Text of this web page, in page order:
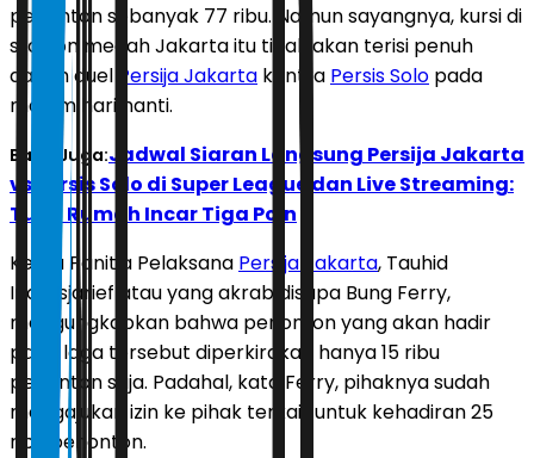
penonton sebanyak 77 ribu. Namun sayangnya, kursi di
stadion megah Jakarta itu tidak akan terisi penuh
dalam duel Persija Jakarta kontra Persis Solo pada
malam hari nanti.
Baca Juga:Jadwal Siaran Langsung Persija Jakarta
vs Persis Solo di Super League dan Live Streaming:
Tuan Rumah Incar Tiga Poin
Ketua Panitia Pelaksana Persija Jakarta, Tauhid
Indrasjarief atau yang akrab disapa Bung Ferry,
mengungkapkan bahwa penonton yang akan hadir
pada laga tersebut diperkirakan hanya 15 ribu
penonton saja. Padahal, kata Ferry, pihaknya sudah
mengajukan izin ke pihak terkait untuk kehadiran 25
ribu penonton.